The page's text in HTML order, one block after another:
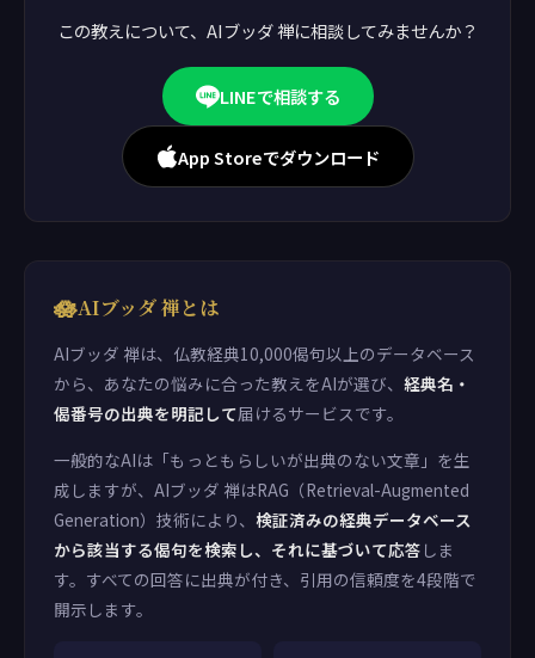
この教えについて、AIブッダ 禅に相談してみませんか？
LINEで相談する
App Storeでダウンロード
🪷AIブッダ 禅とは
AIブッダ 禅は、仏教経典10,000偈句以上のデータベース
から、あなたの悩みに合った教えをAIが選び、 経典名・
偈番号の出典を明記して届けるサービスです。
一般的なAIは「もっともらしいが出典のない文章」を生
成しますが、AIブッダ 禅はRAG（Retrieval-Augmented
Generation）技術により、 検証済みの経典データベース
から該当する偈句を検索し、それに基づいて応答 しま
す。すべての回答に出典が付き、引用の信頼度を4段階で
開示します。